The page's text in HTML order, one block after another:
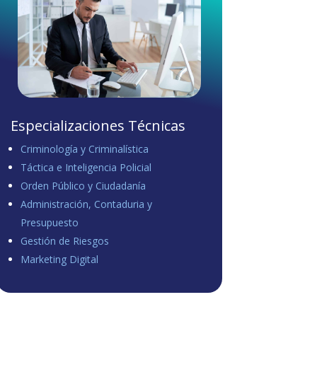
1 1 0
Especializaciones Técnicas
Criminología y Criminalística
Táctica e Inteligencia Policial
Orden Público y Ciudadanía
Administración, Contaduria y
Presupuesto
Gestión de Riesgos
Marketing Digital